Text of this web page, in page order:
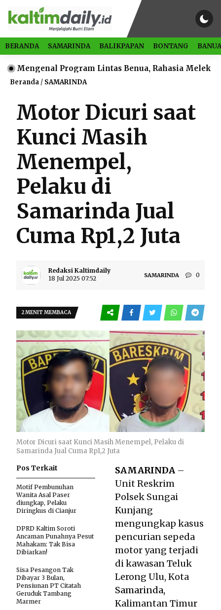
BERANDA SAMARINDA BALIKPAPAN BONTANG
Program Lintas Benua, Rahasia Melek Literasi
Beranda / SAMARINDA
Motor Dicuri saat
Kunci Masih
Menempel,
Pelaku di
Samarinda Jual
Cuma Rp1,2 Juta
Redaksi Kaltimdaily
18 Jul 2025 07:52
SAMARINDA 0
2 MENIT MEMBACA
Motor Dicuri saat Kunci Masih Menempel, Pelaku di
Samarinda Jual Cuma Rp1,2 Juta
SAMARINDA –
Unit Reskrim
Polsek Sungai
Kunjang
mengungkap kasus
pencurian sepeda
motor yang terjadi
di kawasan Teluk
Lerong Ulu, Kota
Samarinda,
Kalimantan Timur
Pos Terkait
Motif Pembunuhan
Wanita Asal Paser
diungkap, Pelaku
Diringkus di Cianjur
DPRD Kaltim Soroti
Ancaman Punahnya Pesut
Mahakam: Tak Bisa
Dibiarkan!
Sisa Pesangon Tak
Dibayar 3 Bulan,
Pensiunan PT Citatah
Geruduk Tambang
Marmer